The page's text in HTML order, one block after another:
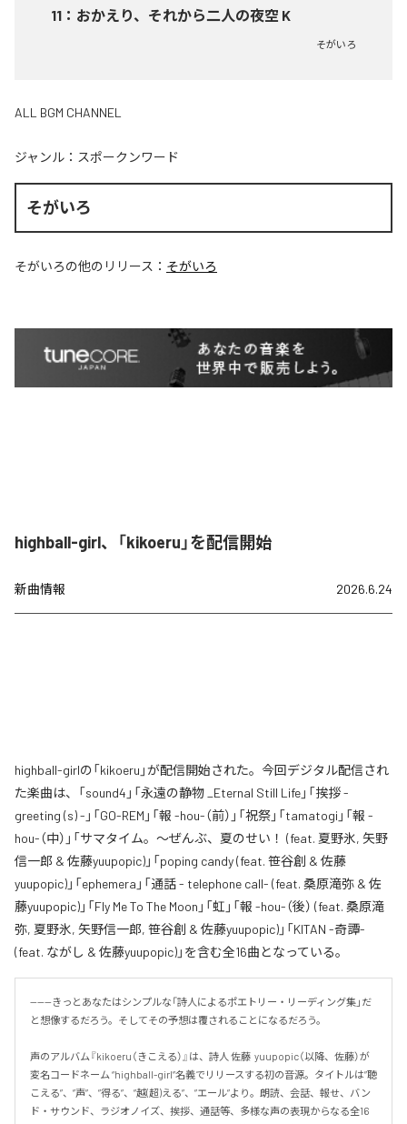
11 ： おかえり、それから二人の夜空 K
そがいろ
ALL BGM CHANNEL
ジャンル： スポークンワード
そがいろ
そがいろの他のリリース： そがいろ
highball-girl、「kikoeru」を配信開始
新曲情報 2026.6.24
highball-girlの「kikoeru」が配信開始された。今回デジタル配信され
た楽曲は、「sound4」「永遠の静物 _Eternal Still Life」「挨拶 -
greeting (s) -」「GO-REM」「報 -hou-（前）」「祝祭」「tamatogi」「報 -
hou-（中）」「サマタイム。～ぜんぶ、夏のせい！ (feat. 夏野氷, 矢野
信一郎 & 佐藤yuupopic)」「poping candy (feat. 笹谷創 & 佐藤
yuupopic)」「ephemera」「通話 - telephone call- (feat. 桑原滝弥 & 佐
藤yuupopic)」「Fly Me To The Moon」「虹」「報 -hou-（後） (feat. 桑原滝
弥, 夏野氷, 矢野信一郎, 笹谷創 & 佐藤yuupopic)」「KITAN -奇譚-
(feat. ながし & 佐藤yuupopic)」を含む全16曲となっている。
------きっとあなたはシンプルな「詩人によるポエトリー・リーディング集」だ
と想像するだろう。そしてその予想は覆されることになるだろう。
声のアルバム『kikoeru（きこえる）』は、詩人 佐藤  yuupopic（以降、佐藤）が
変名コードネーム “highball-girl”名義でリリースする初の音源。タイトルは”聴
こえる”、”声”、”得る”、”越(超)える”、”エール”より。朗読、会話、報せ、バン
ド・サウンド、ラジオノイズ、挨拶、通話等、多様な声の表現からなる全16